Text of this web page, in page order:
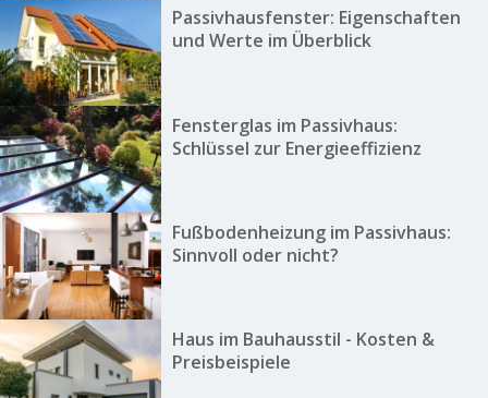
Passivhausfenster: Eigenschaften
und Werte im Überblick
Fensterglas im Passivhaus:
Schlüssel zur Energieeffizienz
Fußbodenheizung im Passivhaus:
Sinnvoll oder nicht?
Haus im Bauhausstil - Kosten &
Preisbeispiele